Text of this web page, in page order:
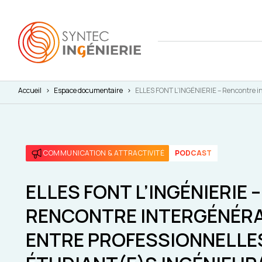
Nous
Nos
Juridique
Social
Accueil > Espace documentaire > ELLES FONT L’INGÉNIERIE –
COMMUNICATION & ATTRACTIVITÉ PODCAST
ELLES FONT L’INGÉNIERIE –
RENCONTRE
ENTRE